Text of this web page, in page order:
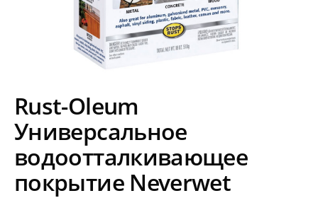
Rust-Oleum
Универсальное
водоотталкивающее
покрытие Neverwet